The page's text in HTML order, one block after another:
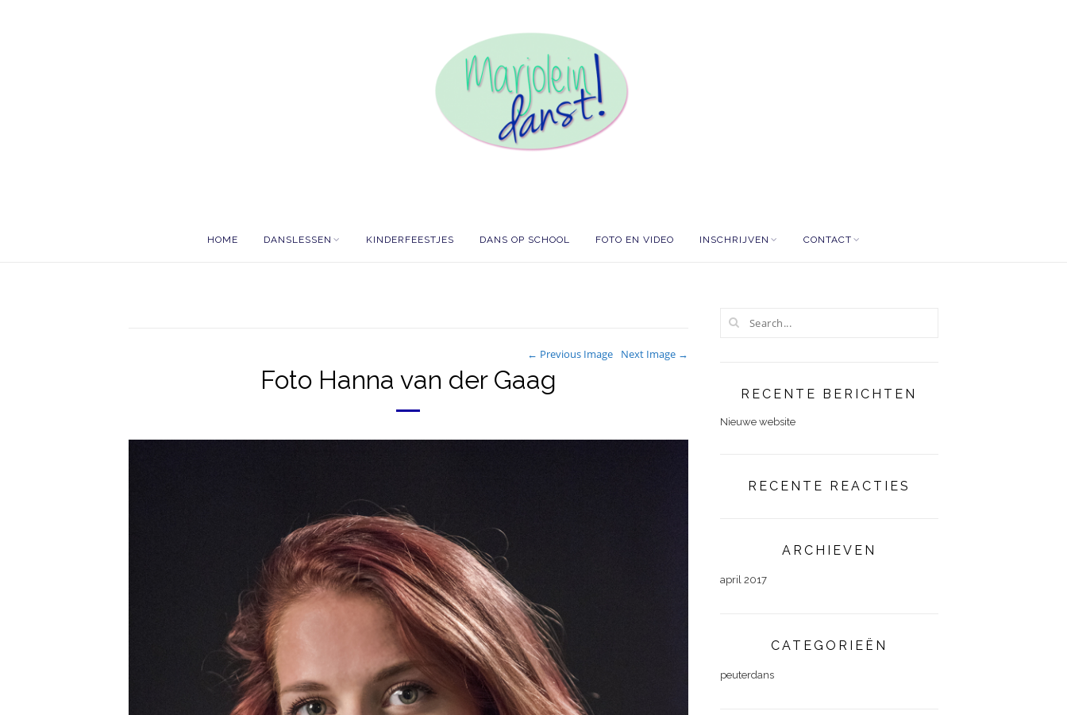
HOME DANSLESSEN KINDERFEESTJES DANS OP SCHOOL FOTO EN VIDEO INSCHRIJVEN CONTACT
← Previous Image Next Image →
Foto Hanna van der Gaag RECENTE BERICHTEN
Nieuwe website
RECENTE REACTIES
ARCHIEVEN
april 2017
CATEGORIEËN
peuterdans